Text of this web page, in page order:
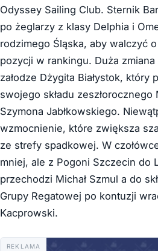
Odyssey Sailing Club. Sternik
po żeglarzy z klasy Delphia i
rodzimego Śląska, aby walczyć
pozycji w rankingu. Duża
załodze Dżygita Białystok, który
swojego składu zeszłorocznego
Szymona Jabłkowskiego.
wzmocnienie, które zwiększa
ze strefy spadkowej. W
mniej, ale z Pogoni Szczecin do
przechodzi Michał Szmul a do
Grupy Regatowej po kontuzji
Kacprowski.
REKLAMA